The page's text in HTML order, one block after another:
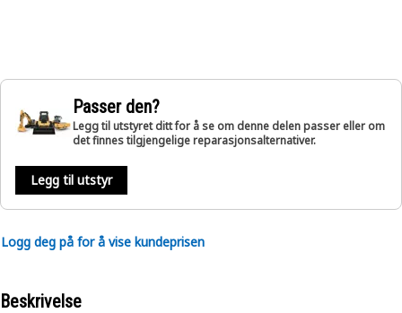
Passer den?
Legg til utstyret ditt for å se om denne delen passer eller om
det finnes tilgjengelige reparasjonsalternativer.
Legg til utstyr
Logg deg på for å vise kundeprisen
Beskrivelse